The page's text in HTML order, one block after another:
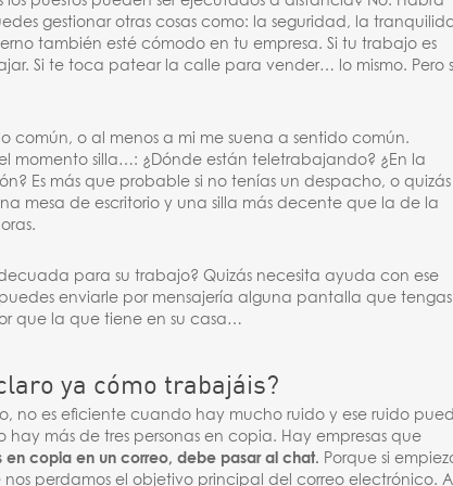
gestionar otras cosas como: la seguridad, la
también esté cómodo en tu empresa. Si tu trabajo es
Si te toca patear la calle para vender… lo mismo. Pero
común, o al menos a mi me suena a sentido común.
momento silla…: ¿Dónde están teletrabajando? ¿En la
Es más que probable si no tenías un despacho, o quizás
mesa de escritorio y una silla más decente que la de la
para su trabajo? Quizás necesita ayuda con ese
enviarle por mensajería alguna pantalla que tengas
que la que tiene en su casa…
ya cómo trabajáis?
no es eficiente cuando hay mucho ruido y ese ruido
más de tres personas en copia. Hay empresas que
en copia en un correo, debe pasar al chat. Porque si
perdamos el objetivo principal del correo electrónico.